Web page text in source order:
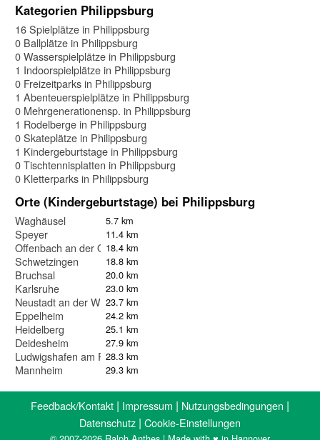
Kategorien Philippsburg
16 Spielplätze in Philippsburg
0 Ballplätze in Philippsburg
0 Wasserspielplätze in Philippsburg
1 Indoorspielplätze in Philippsburg
0 Freizeitparks in Philippsburg
1 Abenteuerspielplätze in Philippsburg
0 Mehrgenerationensp. in Philippsburg
1 Rodelberge in Philippsburg
0 Skateplätze in Philippsburg
1 Kindergeburtstage in Philippsburg
0 Tischtennisplatten in Philippsburg
0 Kletterparks in Philippsburg
Orte (Kindergeburtstage) bei Philippsburg
Waghäusel 5.7 km
Speyer 11.4 km
Offenbach an der Queich
18.4 km
Schwetzingen 18.8 km
Bruchsal 20.0 km
Karlsruhe 23.0 km
Neustadt an der Weinstraße
23.7 km
Eppelheim 24.2 km
Heidelberg 25.1 km
Deidesheim 27.9 km
Ludwigshafen am Rhein
28.3 km
Mannheim 29.3 km
Feedback/Kontakt | Impressum | Nutzungsbedingungen |
Datenschutz | Cookie-Einstellungen